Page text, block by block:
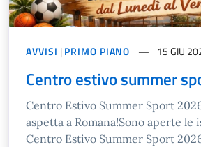
AVVISI |PRIMO PIANO 15 GIU
Centro estivo summer
Centro Estivo Summer Sport
aspetta a Romana!Sono aperte le
Centro Estivo Summer Sport